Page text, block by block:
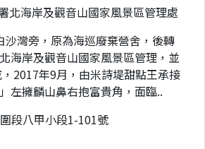
北海岸及觀音山國家風景區管理處
沙灣旁，原為海巡廢棄營舍，後轉
海岸及觀音山國家風景區管理，並
2017年9月，由米詩堤甜點王承接
左擁麟山鼻右抱富貴角，面臨..
段八甲小段1-101號